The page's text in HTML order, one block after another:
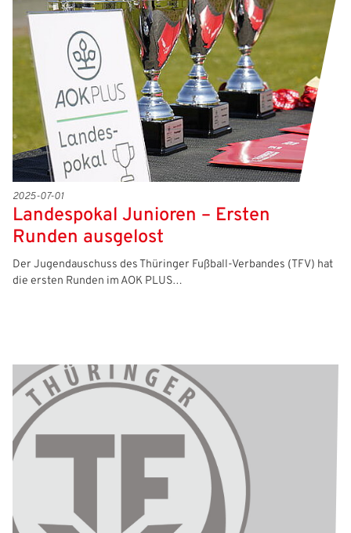
2025-07-01
Landespokal Junioren – Ersten
Runden ausgelost
Der Jugendauschuss des Thüringer Fußball-Verbandes (TFV) hat
die ersten Runden im AOK PLUS…
Freizeit- und Breitensport
Futsal
Kinder- und Jugendschutz
#siekickt
Tage des Mädchenfußballs
Datenschutz
Länderspiele
Impressum